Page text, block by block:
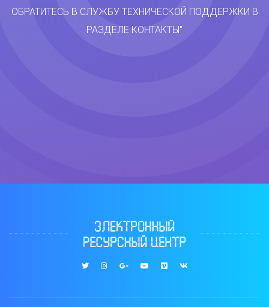
ОБРАТИТЕСЬ В СЛУЖБУ ТЕХНИЧЕСКОЙ ПОДДЕРЖКИ В
РАЗДЕЛЕ КОНТАКТЫ"